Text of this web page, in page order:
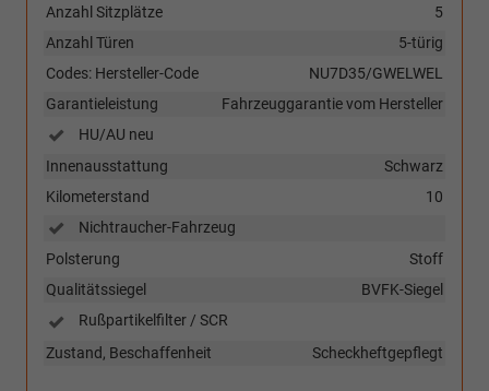
5
Anzahl Sitzplätze
5-türig
Anzahl Türen
NU7D35/GWELWEL
Codes: Hersteller-Code
Fahrzeuggarantie vom Hersteller
Garantieleistung
HU/AU neu
Schwarz
Innenausstattung
10
Kilometerstand
Nichtraucher-Fahrzeug
Stoff
Polsterung
BVFK-Siegel
Qualitätssiegel
Rußpartikelfilter / SCR
Scheckheftgepflegt
Zustand, Beschaffenheit